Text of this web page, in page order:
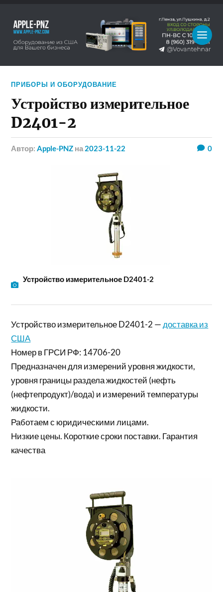
ПРИБОРЫ И ОБОРУДОВАНИЕ
Устройство измерительное
D2401-2
Автор:Apple-PNZ на 2023-11-22 0
Устройство измерительное D2401-2
Устройство измерительное D2401-2 — доставка из
США
Номер в ГРСИ РФ: 14706-20
Предназначен для измерений уровня жидкости,
уровня границы раздела жидкостей (нефть
(нефтепродукт)/вода) и измерений температуры
жидкости.
Работаем с юридическими лицами.
Низкие цены. Короткие сроки поставки. Гарантия
качества